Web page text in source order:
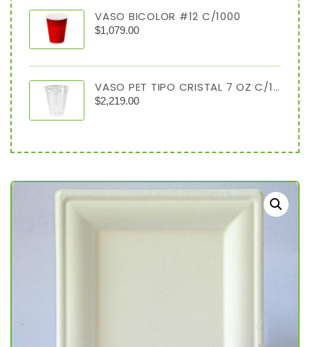
VASO BICOLOR #12 C/1000
$1,079.00
VASO PET TIPO CRISTAL 7 OZ C/1000
$2,219.00